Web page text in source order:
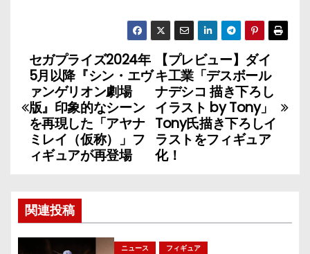
投
稿
ナ
ビ
ー
シ
【プレビュー】ダイ
キ工業「デスボール
ナデシコ 描き下ろし
イラスト by Tony」
Tony氏描き下ろしイ
ラストをフィギュア
化！
セガプライズ2024年
5月以降『シン・エヴ
ァンゲリオン劇場
版』印象的なシーン
を再現した「アヤナ
ミレイ（仮称）」フ
ィギュアが再登場
関連投稿
ニュース フィギュア